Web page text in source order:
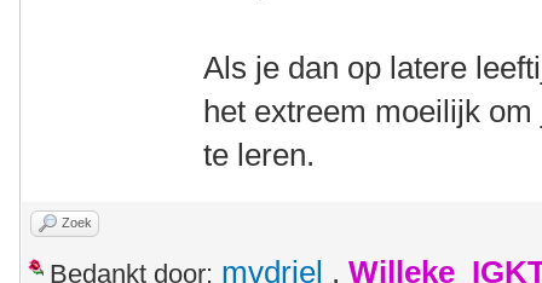
Als je dan op latere
het extreem moeilijk
te leren.
Zoek
Bedankt door: mvdriel ,